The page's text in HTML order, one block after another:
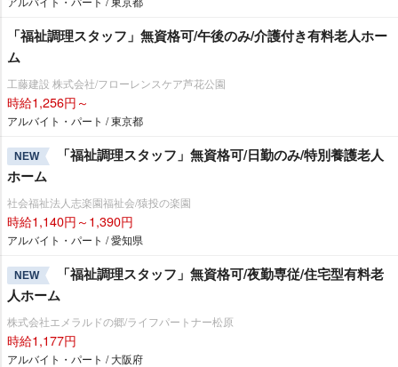
「福祉調理スタッフ」無資格可/午後のみ/介護付き有料老人ホー
ム
工藤建設 株式会社/フローレンスケア芦花公園
時給1,256円～
アルバイト・パート / 東京都
NEW
「福祉調理スタッフ」無資格可/日勤のみ/特別養護老人
ホーム
社会福祉法人志楽園福祉会/猿投の楽園
時給1,140円～1,390円
アルバイト・パート / 愛知県
NEW
「福祉調理スタッフ」無資格可/夜勤専従/住宅型有料老
人ホーム
株式会社エメラルドの郷/ライフパートナー松原
時給1,177円
アルバイト・パート / 大阪府